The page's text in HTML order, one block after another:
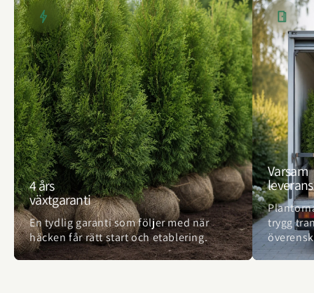
4 års
växtgaranti
En tydlig garanti som följer med när
häcken får rätt start och etablering.
Varsam
leverans
trygg